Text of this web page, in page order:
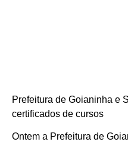
Prefeitura de Goianinha e
certificados de cursos
Ontem a Prefeitura de